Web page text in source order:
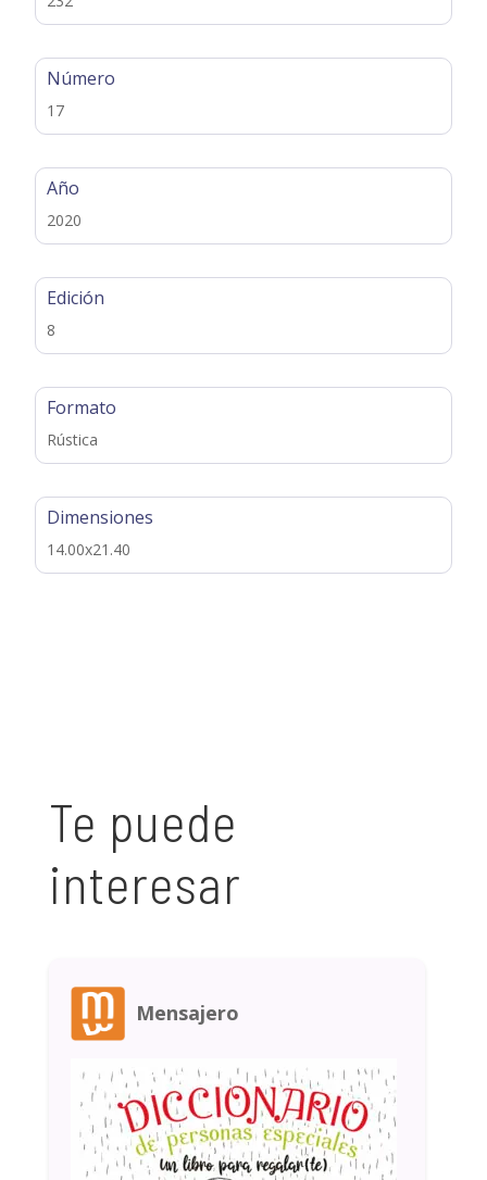
Número
17
Año
2020
Edición
8
Formato
Rústica
Dimensiones
14.00x21.40
Te puede
interesar
Mensajero